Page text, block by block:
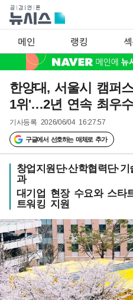
메인 랭킹
한양대, 서울시 캠퍼
1위'…2년 연속 최우수
기사등록 2026/06/04 16:27:57
구글에서 선호하는 매체로 추가
창업지원단·산학협력단·
과
대기업 현장 수요와 스타
트워킹 지원